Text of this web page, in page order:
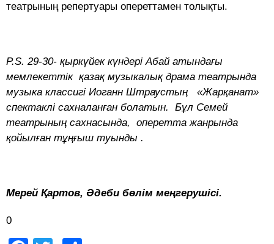
театрының репертуары опереттамен толықты.
P.S. 29-30- қыркүйек күндері Абай атындағы
мемлекеттік қазақ музыкалық драма театрында
музыка классигі Иоганн Штраустың «Жарқанат»
спектаклі сахналанған болатын. Бұл Семей
театрының сахнасында, оперетта жанрында
қойылған тұңғыш туынды .
Мерей Қартов, Әдеби бөлім меңгерушісі.
0